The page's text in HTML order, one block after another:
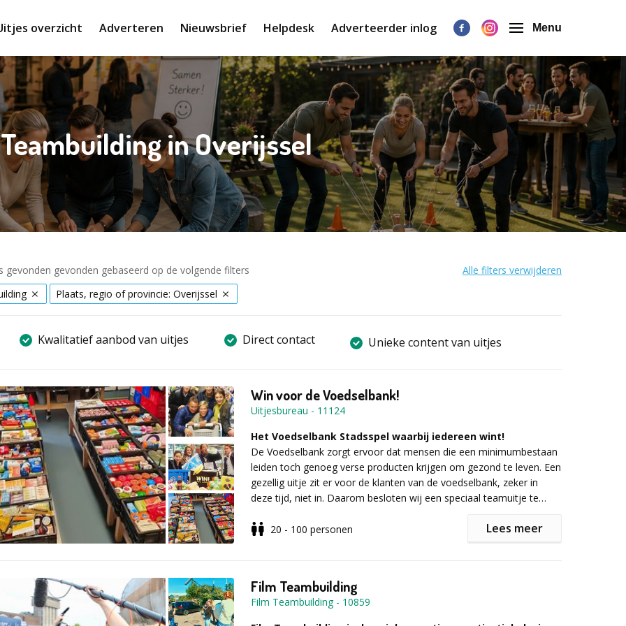
overzicht Adverteren Nieuwsbrief Helpdesk Adverteerder inlog Menu
Teambuilding in Overijssel
gevonden gevonden gebaseerd op de volgende filters
Alle filters verwijderen
Plaats, regio of provincie: Overijssel
Kwalitatief aanbod van uitjes Direct contact Unieke content van uitjes
Win voor de Voedselbank!
Uitjesbureau - 11124
Het Voedselbank Stadsspel waarbij iedereen wint!
De Voedselbank zorgt ervoor dat mensen die een minimumbestaan
leiden toch genoeg verse producten krijgen om gezond te leven. Een
gezellig uitje zit er voor de klanten van de voedselbank, zeker in
deze tijd, niet in. Daarom besloten wij een speciaal teamuitje te
maatschappelijk verantwoord is. Samen met de voedselbank
de non-profit sector.
Wat houdt het voedselbank stadsspel in?
Onder professionele begeleiding ga je tijdens dit bedrijfsuitje in
20 - 100 personen Lees meer
Film Teambuilding
Film Teambuilding- 10859